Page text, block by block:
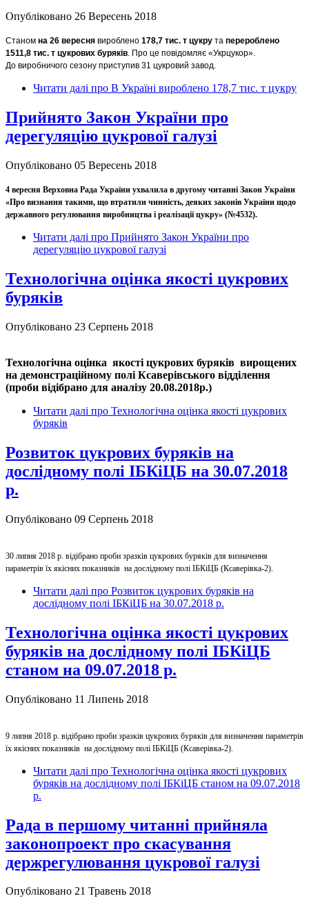
Опубліковано 26 Вересень 2018
Станом на 26 вересня вироблено 178,7 тис. т цукру та перероблено
1511,8 тис. т цукрових буряків. Про це повідомляє «Укрцукор».
До виробничого сезону приступив 31 цукровий завод.
Читати далі про В Україні вироблено 178,7 тис. т цукру
Прийнято Закон України про
дерегуляцію цукрової галузі
Опубліковано 05 Вересень 2018
4 вересня Верховна Рада України ухвалила в другому читанні Закон України
«Про визнання такими, що втратили чинність, деяких законів України щодо
державного регулювання виробництва і реалізації цукру» (№4532).
Читати далі про Прийнято Закон України про
дерегуляцію цукрової галузі
Технологічна оцінка якості цукрових
буряків
Опубліковано 23 Серпень 2018
Технологічна оцінка якості цукрових буряків вирощених
на демонстраційному полі Ксаверівського відділення
(проби відібрано для аналізу 20.08.2018р.)
Читати далі про Технологічна оцінка якості цукрових
буряків
Розвиток цукрових буряків на
дослідному полі ІБКіЦБ на 30.07.2018
р.
Опубліковано 09 Серпень 2018
30 липня 2018 р. відібрано проби зразків цукрових буряків для визначення
параметрів їх якісних показників на дослідному полі ІБКіЦБ (Ксаверівка-2).
Читати далі про Розвиток цукрових буряків на
дослідному полі ІБКіЦБ на 30.07.2018 р.
Технологічна оцінка якості цукрових
буряків на дослідному полі ІБКіЦБ
станом на 09.07.2018 р.
Опубліковано 11 Липень 2018
9 липня 2018 р. відібрано проби зразків цукрових буряків для визначення параметрів
їх якісних показників на дослідному полі ІБКіЦБ (Ксаверівка-2).
Читати далі про Технологічна оцінка якості цукрових
буряків на дослідному полі ІБКіЦБ станом на 09.07.2018
р.
Рада в першому читанні прийняла
законопроект про скасування
держрегулювання цукрової галузі
Опубліковано 21 Травень 2018